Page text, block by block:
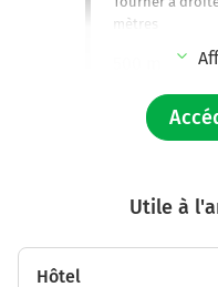
mètres
Tourner
continuer sur
Tourner à
Utile à
Hôtel